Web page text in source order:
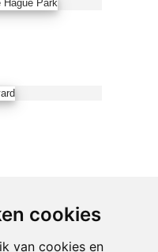
cookies
van cookies en